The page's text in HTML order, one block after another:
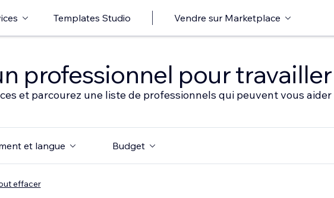
Templates Studio Vendre sur Marketplace
professionnel pour
et parcourez une liste de professionnels qui peuvent vous
et langue Budget
effacer